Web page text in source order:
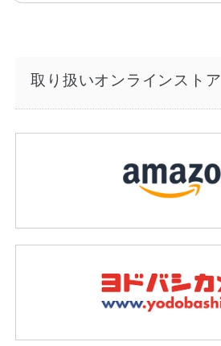
取り扱いオンラインストア